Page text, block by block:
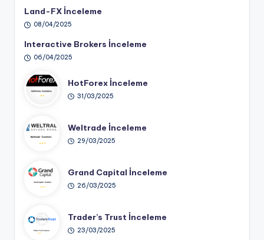
Land-FX İnceleme
08/04/2025
Interactive Brokers İnceleme
06/04/2025
HotForex İnceleme
31/03/2025
Weltrade İnceleme
29/03/2025
Grand Capital İnceleme
26/03/2025
Trader’s Trust İnceleme
23/03/2025